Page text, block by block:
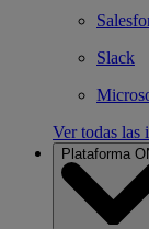
Slack
Ver todas las
Plataforma